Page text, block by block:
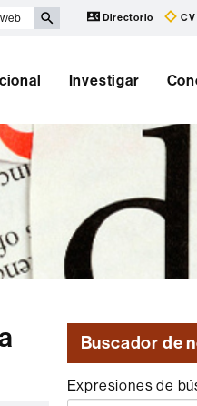
Directorio CV
Investigar
Buscador de
Expresiones de